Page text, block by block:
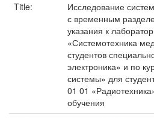
Title:
Исследование
с временным
указания к
«Системотехника
студентов
электроника» и по
системы» для
01 01
обучения